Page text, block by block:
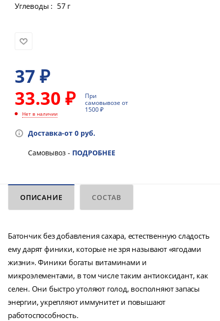
Углеводы : 57 г
37 ₽
33.30 ₽
При
самовывозе от
1500 ₽
Нет в наличии
Доставка-от 0 руб.
Самовывоз - ПОДРОБНЕЕ
ОПИСАНИЕ СОСТАВ
Батончик без добавления сахара, естественную сладость
ему дарят финики, которые не зря называют «ягодами
жизни». Финики богаты витаминами и
микроэлементами, в том числе таким антиоксидант, как
селен. Они быстро утоляют голод, восполняют запасы
энергии, укрепляют иммунитет и повышают
работоспособность.